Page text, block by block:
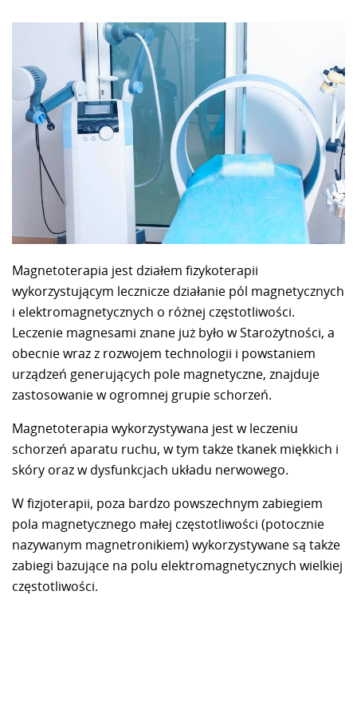
Magnetoterapia jest działem fizykoterapii
wykorzystującym lecznicze działanie pól magnetycznych
i elektromagnetycznych o różnej częstotliwości.
Leczenie magnesami znane już było w Starożytności, a
obecnie wraz z rozwojem technologii i powstaniem
urządzeń generujących pole magnetyczne, znajduje
zastosowanie w ogromnej grupie schorzeń.
Magnetoterapia wykorzystywana jest w leczeniu
schorzeń aparatu ruchu, w tym także tkanek miękkich i
skóry oraz w dysfunkcjach układu nerwowego.
W fizjoterapii, poza bardzo powszechnym zabiegiem
pola magnetycznego małej częstotliwości (potocznie
nazywanym magnetronikiem) wykorzystywane są także
zabiegi bazujące na polu elektromagnetycznych wielkiej
częstotliwości.